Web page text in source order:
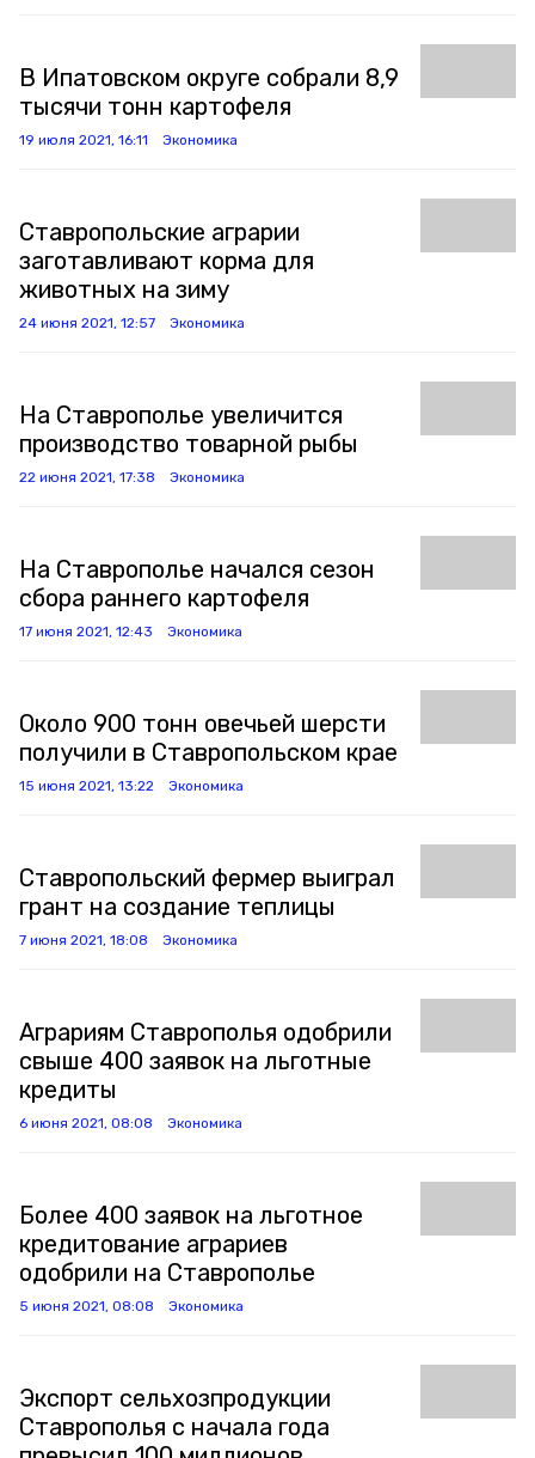
В Ипатовском округе собрали 8,9
тысячи тонн картофеля
19 июля 2021, 16:11 Экономика
Ставропольские аграрии
заготавливают корма для
животных на зиму
24 июня 2021, 12:57 Экономика
На Ставрополье увеличится
производство товарной рыбы
22 июня 2021, 17:38 Экономика
На Ставрополье начался сезон
сбора раннего картофеля
17 июня 2021, 12:43 Экономика
Около 900 тонн овечьей шерсти
получили в Ставропольском крае
15 июня 2021, 13:22 Экономика
Ставропольский фермер выиграл
грант на создание теплицы
7 июня 2021, 18:08 Экономика
Аграриям Ставрополья одобрили
свыше 400 заявок на льготные
кредиты
6 июня 2021, 08:08 Экономика
Более 400 заявок на льготное
кредитование аграриев
одобрили на Ставрополье
5 июня 2021, 08:08 Экономика
Экспорт сельхозпродукции
Ставрополья с начала года